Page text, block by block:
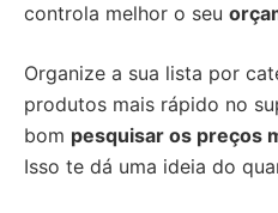
controla melhor o seu
Organize a sua lista por
produtos mais rápido no
bom pesquisar os preços
Isso te dá uma ideia do